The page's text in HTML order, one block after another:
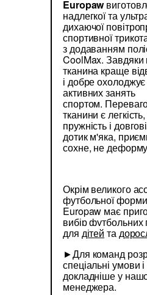
Europaw
надлегкої та
дихаючої
спортивної
з додаванням
CoolMax. Завдяки
тканина краще
і добре охолоджує
активних занять
спортом.
тканини є
пружність і
дотик м'яка,
сохне, не
Окрім великого
футбольної
Europaw має
вибір футбольних
для дітей та
►Для команд
спеціальні умови
докладніше у
менеджера.